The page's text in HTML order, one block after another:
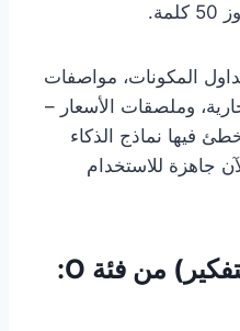
المكونات، مواصفات
وملصقات الأسعار –
فيها نماذج الذكاء
جاهزة للاستخدام
الميزة 2: استنتاج (التفكير) من فئة O: